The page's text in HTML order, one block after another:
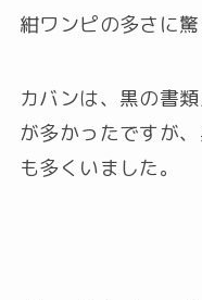
紺ワンピの多さに驚
カバンは、黒の書
が多かったですが
も多くいました。